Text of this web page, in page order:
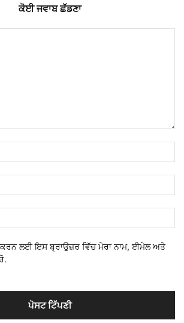
ਕੋਈ ਜਵਾਬ ਛੱਡਣਾ
ਕਰਨ ਲਈ ਇਸ ਬ੍ਰਾਉਜ਼ਰ ਵਿੱਚ ਮੇਰਾ ਨਾਮ, ਈਮੇਲ ਅਤੇ